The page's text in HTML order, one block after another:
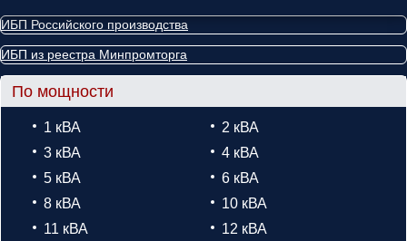
ИБП Российского производства
ИБП из реестра Минпромторга
По мощности
1 кВА
2 кВА
3 кВА
4 кВА
5 кВА
6 кВА
8 кВА
10 кВА
11 кВА
12 кВА